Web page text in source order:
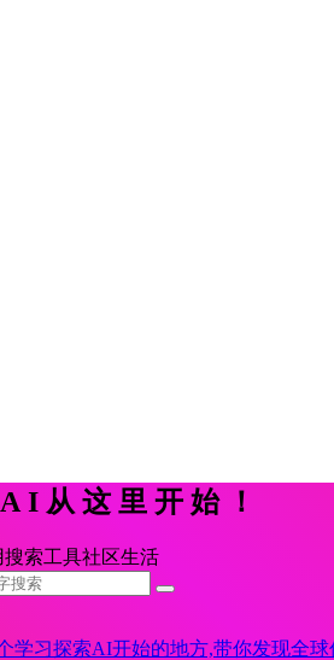
从这里开始！
搜索工具社区生活
学习探索AI开始的地方,带你发现全